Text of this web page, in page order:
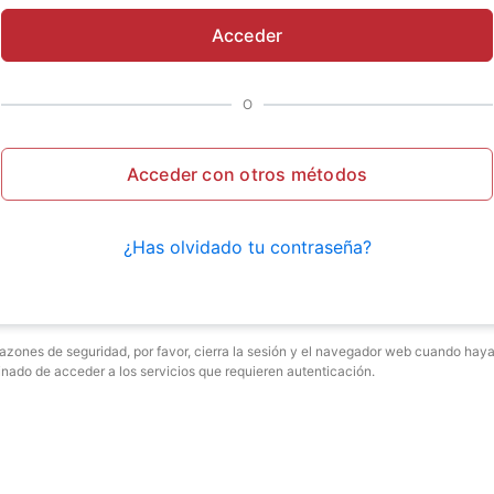
Acceder
O
Acceder con otros métodos
¿Has olvidado tu contraseña?
de seguridad, por favor, cierra la sesión y el navegador web cuando
de acceder a los servicios que requieren autenticación.